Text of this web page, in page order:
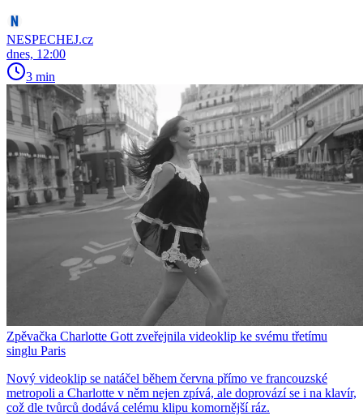
NESPECHEJ.cz
dnes, 12:00
3 min
Zpěvačka Charlotte Gott zveřejnila videoklip ke svému třetímu
singlu Paris
Nový videoklip se natáčel během června přímo ve francouzské
metropoli a Charlotte v něm nejen zpívá, ale doprovází se i na klavír,
což dle tvůrců dodává celému klipu komornější ráz.